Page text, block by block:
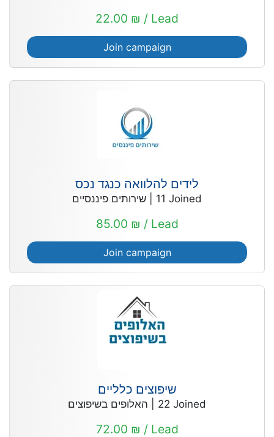
22.00 ₪ / Lead
Join campaign
לידים להלוואה כנגד נכס
שירותים פיננסיים 11 Joined
85.00 ₪ / Lead
Join campaign
שיפוצים כלליים
האלופים בשיפוצים 22 Joined
72.00 ₪ / Lead